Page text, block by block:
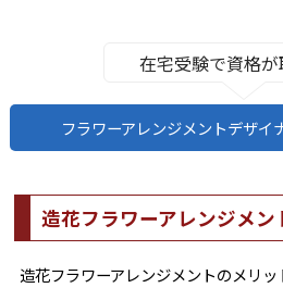
在宅受験で資格が
フラワーアレンジメントデザイ
造花フラワーアレンジメン
造花フラワーアレンジメントのメリ